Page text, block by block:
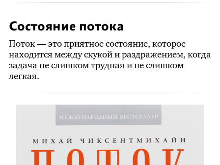
Состояние потока
Поток — это приятное состояние, которое
находится между скукой и раздражением, когда
задача не слишком трудная и не слишком
легкая.